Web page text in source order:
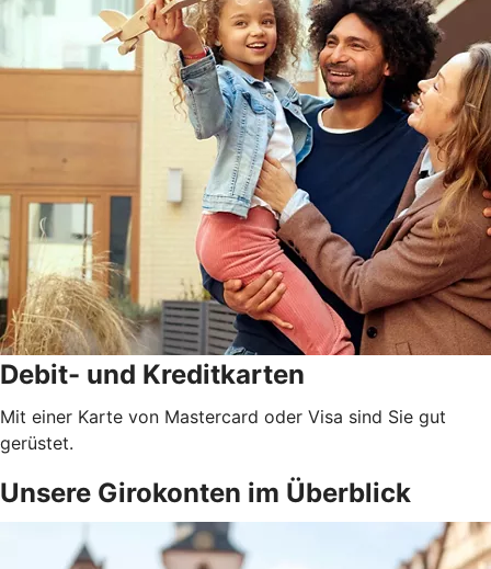
Debit- und Kreditkarten
Mit einer Karte von Mastercard oder Visa sind Sie gut
gerüstet.
Unsere Girokonten im Überblick